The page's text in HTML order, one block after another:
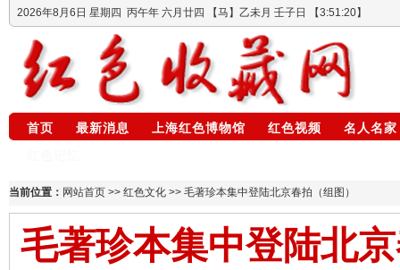
2026年8月6日 星期四 丙午年 六月廿四 【马】乙未月 壬子日 【3:51:21】
首页 最新消息 上海红色博物馆 红色视频
名人名家
当前位置： 网站首页 >> 红色文化 >> 毛著珍本集中登陆北京春拍（组图）
毛著珍本集中登陆北